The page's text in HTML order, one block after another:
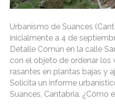
Urbanismo de Suances
inicialmente a 4 de
Detalle Común en la calle
con el objeto de ordenar los
rasantes en plantas bajas y
Solicita un informe
Suances, Cantabria. ¿Cómo